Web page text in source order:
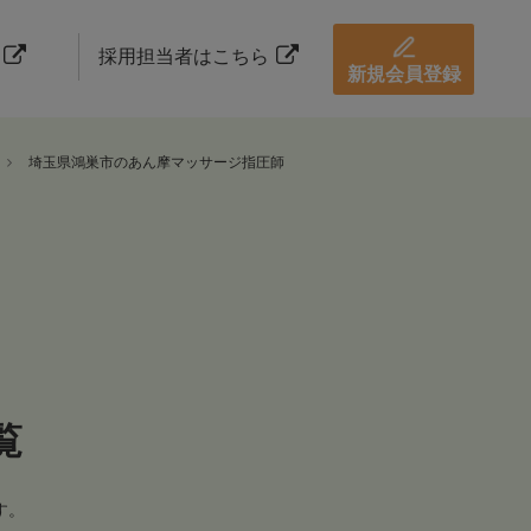
採用担当者はこちら
新規会員登録
埼玉県鴻巣市のあん摩マッサージ指圧師